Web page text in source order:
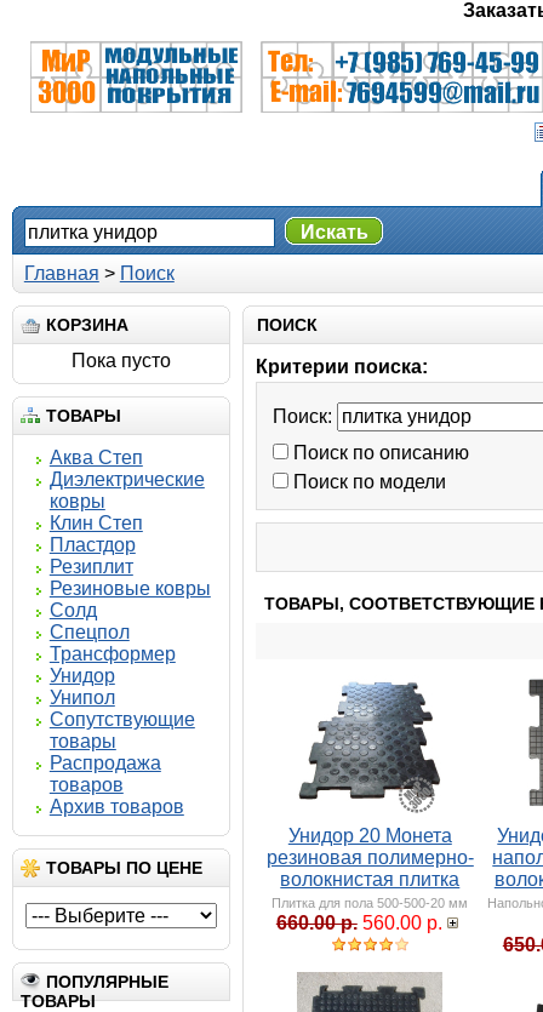
Искать
Главная > Поиск
КОРЗИНА
Пока пусто
ТОВАРЫ
Аква Степ
Диэлектрические
ковры
Клин Степ
Пластдор
Резиплит
Резиновые ковры
Солд
Спецпол
Трансформер
Унидор
Унипол
Сопутствующие
товары
Распродажа
товаров
Архив товаров
ТОВАРЫ ПО ЦЕНЕ
ПОПУЛЯРНЫЕ
ТОВАРЫ
ПОИСК
Критерии поиска:
Поиск:
Поиск по описанию
Поиск по модели
ТОВАРЫ, СООТВЕТСТВУЮЩИЕ
Унидор 20 Монета
резиновая полимерно-
волокнистая плитка
Плитка для пола 500-500-20 мм
660.00 р. 560.00 р.